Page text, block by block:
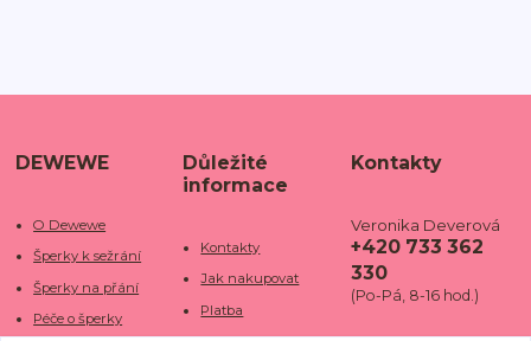
DEWEWE
O Dewewe
Šperky k sežrání
Šperky na přání
Péče o šperky
Důležité
informace
Kontakty
Jak nakupovat
Platba
Kontakty
Veronika Deverová
+420 733 362
330
(Po-Pá, 8-16 hod.)